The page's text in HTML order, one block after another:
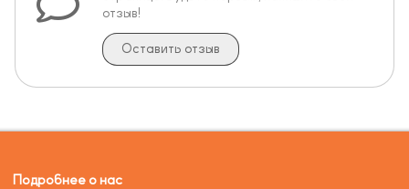
отзыв!
Оставить отзыв
Подробнее о нас